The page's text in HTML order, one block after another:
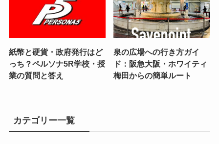
紙幣と硬貨・政府発行はど
っち？ペルソナ5R学校・授
業の質問と答え
泉の広場への行き方ガイ
ド：阪急大阪・ホワイティ
梅田からの簡単ルート
カテゴリー一覧